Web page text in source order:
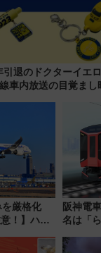
引退のドクターイエ
車内放送の目覚ま
厳格化
！】ハン
ズ制限
阪神電
名は「
を快適移